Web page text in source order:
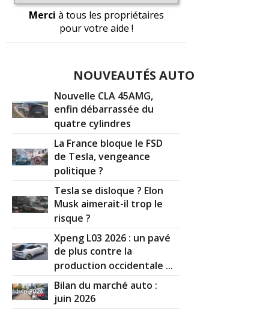
Merci à tous les propriétaires
pour votre aide !
NOUVEAUTÉS AUTO
Nouvelle CLA 45AMG,
enfin débarrassée du
quatre cylindres
La France bloque le FSD
de Tesla, vengeance
politique ?
Tesla se disloque ? Elon
Musk aimerait-il trop le
risque ?
Xpeng L03 2026 : un pavé
de plus contre la
production occidentale ...
Bilan du marché auto :
juin 2026